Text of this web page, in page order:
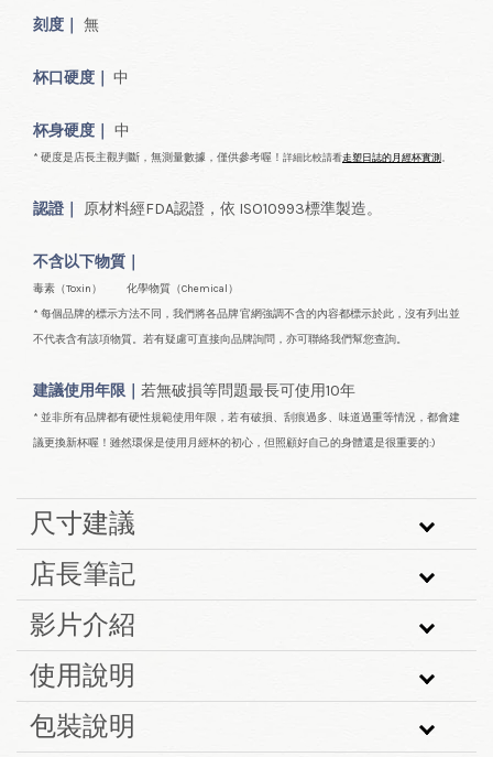
刻度｜ 無
杯口硬度｜ 中
杯身硬度｜ 中
* 硬度是店長主觀判斷，無測量數據，僅供參考喔！ 詳細比較請看走塑日誌的月經杯實測 。
認證｜ 原材料經FDA認證，依 ISO10993標準製造。
不含以下物質｜
毒素（Toxin） 化學物質（Chemical）
* 每個品牌的標示方法不同，我們將各品牌官網強調不含的內容都標示於此，沒有列出並
不代表含有該項物質。若有疑慮可直接向品牌詢問，亦可聯絡我們幫您查詢。
建議使用年限｜ 若無破損等問題最長可使用10年
* 並非所有品牌都有硬性規範使用年限，若有破損、刮痕過多、味道過重等情況，都會建
議更換新杯喔！雖然環保是使用月經杯的初心，但照顧好自己的身體還是很重要的:)
尺寸建議
店長筆記
影片介紹
使用說明
包裝說明